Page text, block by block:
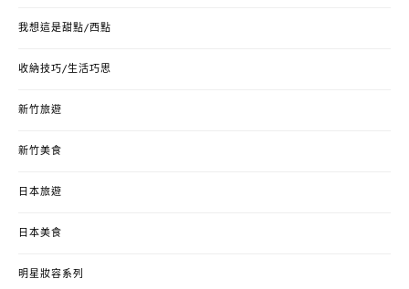
我想這是甜點/西點
收納技巧/生活巧思
新竹旅遊
新竹美食
日本旅遊
日本美食
明星妝容系列